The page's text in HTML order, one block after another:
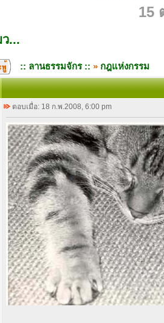
15
...
:: ลานธรรมจักร :: » กฎแห่งกรรม
ตอบเมื่อ: 18 ก.พ.2008, 6:00 pm